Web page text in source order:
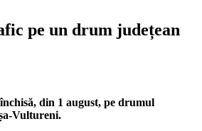
pe un drum județean
din 1 august, pe drumul
Vultureni.